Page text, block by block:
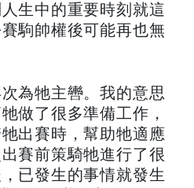
人生中的重要時刻就這
駒帥權後可能再也無
次為牠主轡。我的意思
做了很多準備工作，
出賽時，幫助牠適應
賽前策騎牠進行了很
已發生的事情就發生